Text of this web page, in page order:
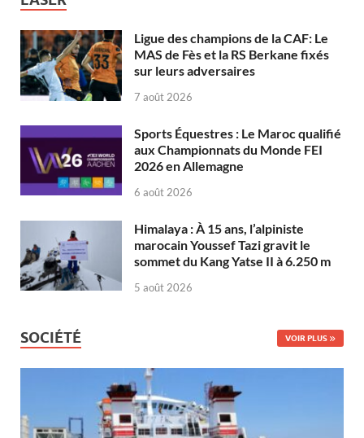
Ligue des champions de la CAF: Le
MAS de Fès et la RS Berkane fixés
sur leurs adversaires
7 août 2026
Sports Équestres : Le Maroc qualifié
aux Championnats du Monde FEI
2026 en Allemagne
6 août 2026
Himalaya : À 15 ans, l’alpiniste
marocain Youssef Tazi gravit le
sommet du Kang Yatse II à 6.250 m
5 août 2026
SOCIÉTÉ VOIR PLUS